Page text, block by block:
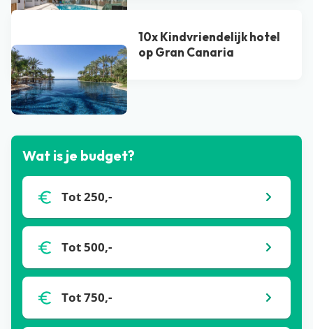
10x Kindvriendelijk hotel
op Gran Canaria
Bekijk alle blogs
Wat is je budget?
Tot 250,-
Tot 500,-
Tot 750,-